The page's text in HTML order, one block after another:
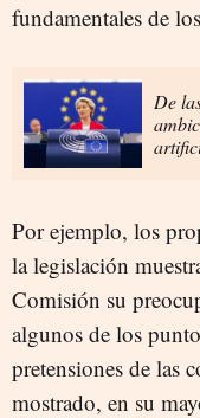
fundamentales de
De
Por ejemplo, los
la legislación
Comisión su
algunos de los
pretensiones de las
mostrado, en su